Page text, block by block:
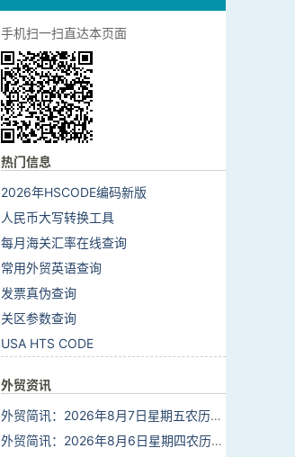
手机扫一扫直达本页面
热门信息
2026年HSCODE编码新版
人民币大写转换工具
每月海关汇率在线查询
常用外贸英语查询
发票真伪查询
关区参数查询
USA HTS CODE
外贸资讯
外贸简讯：2026年8月7日星期五农历六月廿五
外贸简讯：2026年8月6日星期四农历六月廿四